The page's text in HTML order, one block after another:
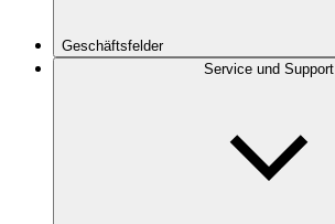
Geschäftsfelder
Service und Support